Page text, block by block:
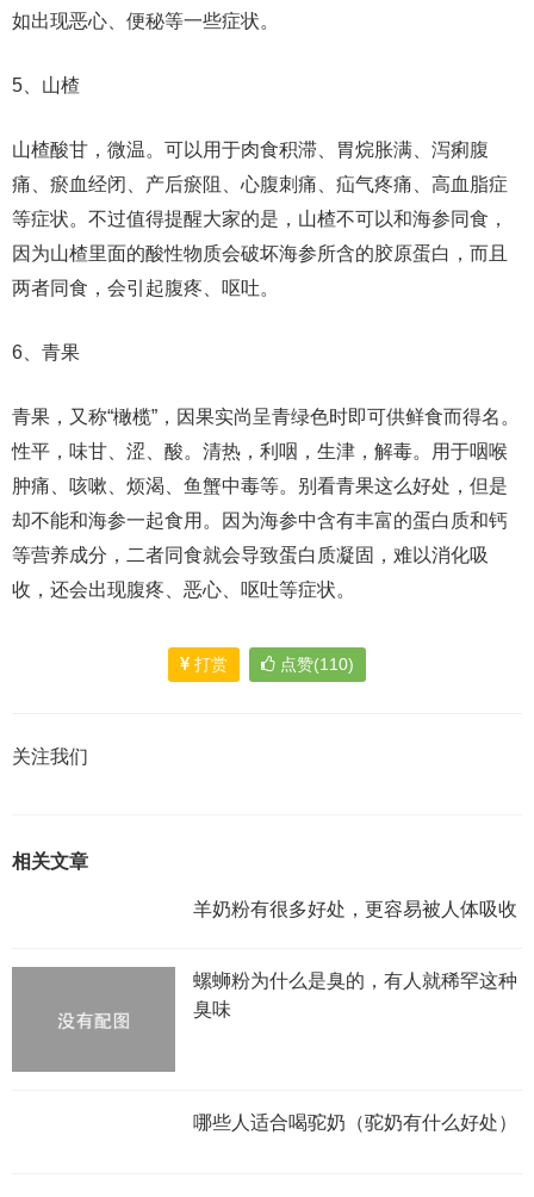
如出现恶心、便秘等一些症状。
5、山楂
山楂酸甘，微温。可以用于肉食积滞、胃烷胀满、泻痢腹
痛、瘀血经闭、产后瘀阻、心腹刺痛、疝气疼痛、高血脂症
等症状。不过值得提醒大家的是，山楂不可以和海参同食，
因为山楂里面的酸性物质会破坏海参所含的胶原蛋白，而且
两者同食，会引起腹疼、呕吐。
6、青果
青果，又称“橄榄”，因果实尚呈青绿色时即可供鲜食而得名。
性平，味甘、涩、酸。清热，利咽，生津，解毒。用于咽喉
肿痛、咳嗽、烦渴、鱼蟹中毒等。别看青果这么好处，但是
却不能和海参一起食用。因为海参中含有丰富的蛋白质和钙
等营养成分，二者同食就会导致蛋白质凝固，难以消化吸
收，还会出现腹疼、恶心、呕吐等症状。
打赏 点赞(110)
关注我们
相关文章
羊奶粉有很多好处，更容易被人体吸收
螺蛳粉为什么是臭的，有人就稀罕这种
臭味
哪些人适合喝驼奶（驼奶有什么好处）